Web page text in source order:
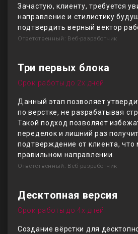
Зачастую, клиенту, требуется
направление и стилистику
подтвердить верный вектор
Ответственный: Веб-разработчик
Три первых блока
Срок работы до 2х дней
Данный этап позволяет
по верстке, не разрабатывая
Такой подход позволяет
переделок и лишний раз
подтверждение от клиента,
правильном направлении.
Ответственный: Веб-разработчик
Десктопная версия
Срок работы до 4х дней
Создание вёрстки для